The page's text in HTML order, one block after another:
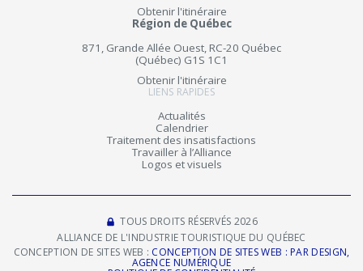
Obtenir l'itinéraire
Région de Québec
871, Grande Allée Ouest, RC-20 Québec
(Québec) G1S 1C1
Obtenir l'itinéraire
LIENS RAPIDES
Actualités
Calendrier
Traitement des insatisfactions
Travailler à l’Alliance
Logos et visuels
TOUS DROITS RÉSERVÉS 2026
ALLIANCE DE L'INDUSTRIE TOURISTIQUE DU QUÉBEC
CONCEPTION DE SITES WEB : CONCEPTION DE SITES WEB : PAR DESIGN,
AGENCE NUMÉRIQUE